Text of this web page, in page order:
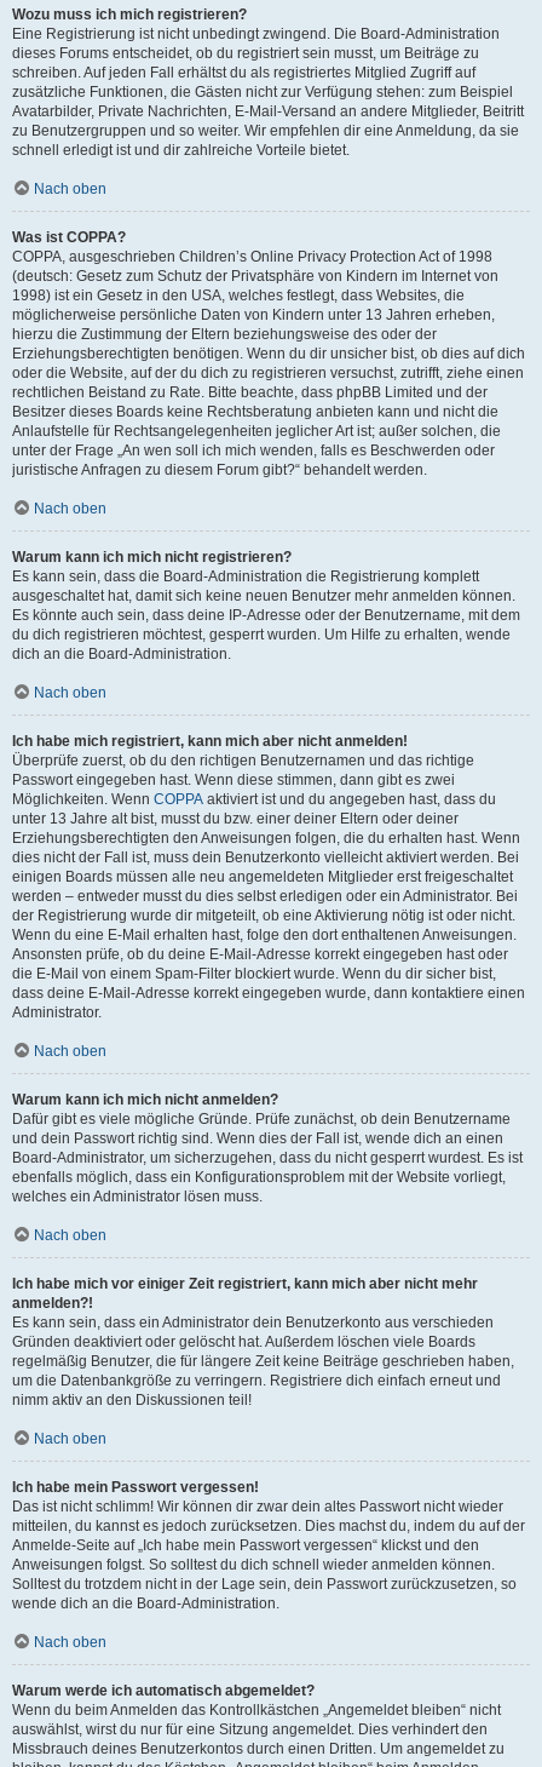
Wozu muss ich mich registrieren?
Eine Registrierung ist nicht unbedingt zwingend. Die Board-Administration
dieses Forums entscheidet, ob du registriert sein musst, um Beiträge zu
schreiben. Auf jeden Fall erhältst du als registriertes Mitglied Zugriff auf
zusätzliche Funktionen, die Gästen nicht zur Verfügung stehen: zum Beispiel
Avatarbilder, Private Nachrichten, E-Mail-Versand an andere Mitglieder, Beitritt
zu Benutzergruppen und so weiter. Wir empfehlen dir eine Anmeldung, da sie
schnell erledigt ist und dir zahlreiche Vorteile bietet.
Nach oben
Was ist COPPA?
COPPA, ausgeschrieben Children’s Online Privacy Protection Act of 1998
(deutsch: Gesetz zum Schutz der Privatsphäre von Kindern im Internet von
1998) ist ein Gesetz in den USA, welches festlegt, dass Websites, die
möglicherweise persönliche Daten von Kindern unter 13 Jahren erheben,
hierzu die Zustimmung der Eltern beziehungsweise des oder der
Erziehungsberechtigten benötigen. Wenn du dir unsicher bist, ob dies auf dich
oder die Website, auf der du dich zu registrieren versuchst, zutrifft, ziehe einen
rechtlichen Beistand zu Rate. Bitte beachte, dass phpBB Limited und der
Besitzer dieses Boards keine Rechtsberatung anbieten kann und nicht die
Anlaufstelle für Rechtsangelegenheiten jeglicher Art ist; außer solchen, die
unter der Frage „An wen soll ich mich wenden, falls es Beschwerden oder
juristische Anfragen zu diesem Forum gibt?“ behandelt werden.
Nach oben
Warum kann ich mich nicht registrieren?
Es kann sein, dass die Board-Administration die Registrierung komplett
ausgeschaltet hat, damit sich keine neuen Benutzer mehr anmelden können.
Es könnte auch sein, dass deine IP-Adresse oder der Benutzername, mit dem
du dich registrieren möchtest, gesperrt wurden. Um Hilfe zu erhalten, wende
dich an die Board-Administration.
Nach oben
Ich habe mich registriert, kann mich aber nicht anmelden!
Überprüfe zuerst, ob du den richtigen Benutzernamen und das richtige
Passwort eingegeben hast. Wenn diese stimmen, dann gibt es zwei
Möglichkeiten. Wenn COPPA aktiviert ist und du angegeben hast, dass du
unter 13 Jahre alt bist, musst du bzw. einer deiner Eltern oder deiner
Erziehungsberechtigten den Anweisungen folgen, die du erhalten hast. Wenn
dies nicht der Fall ist, muss dein Benutzerkonto vielleicht aktiviert werden. Bei
einigen Boards müssen alle neu angemeldeten Mitglieder erst freigeschaltet
werden – entweder musst du dies selbst erledigen oder ein Administrator. Bei
der Registrierung wurde dir mitgeteilt, ob eine Aktivierung nötig ist oder nicht.
Wenn du eine E-Mail erhalten hast, folge den dort enthaltenen Anweisungen.
Ansonsten prüfe, ob du deine E-Mail-Adresse korrekt eingegeben hast oder
die E-Mail von einem Spam-Filter blockiert wurde. Wenn du dir sicher bist,
dass deine E-Mail-Adresse korrekt eingegeben wurde, dann kontaktiere einen
Administrator.
Nach oben
Warum kann ich mich nicht anmelden?
Dafür gibt es viele mögliche Gründe. Prüfe zunächst, ob dein Benutzername
und dein Passwort richtig sind. Wenn dies der Fall ist, wende dich an einen
Board-Administrator, um sicherzugehen, dass du nicht gesperrt wurdest. Es ist
ebenfalls möglich, dass ein Konfigurationsproblem mit der Website vorliegt,
welches ein Administrator lösen muss.
Nach oben
Ich habe mich vor einiger Zeit registriert, kann mich aber nicht mehr
anmelden?!
Es kann sein, dass ein Administrator dein Benutzerkonto aus verschieden
Gründen deaktiviert oder gelöscht hat. Außerdem löschen viele Boards
regelmäßig Benutzer, die für längere Zeit keine Beiträge geschrieben haben,
um die Datenbankgröße zu verringern. Registriere dich einfach erneut und
nimm aktiv an den Diskussionen teil!
Nach oben
Ich habe mein Passwort vergessen!
Das ist nicht schlimm! Wir können dir zwar dein altes Passwort nicht wieder
mitteilen, du kannst es jedoch zurücksetzen. Dies machst du, indem du auf der
Anmelde-Seite auf „Ich habe mein Passwort vergessen“ klickst und den
Anweisungen folgst. So solltest du dich schnell wieder anmelden können.
Solltest du trotzdem nicht in der Lage sein, dein Passwort zurückzusetzen, so
wende dich an die Board-Administration.
Nach oben
Warum werde ich automatisch abgemeldet?
Wenn du beim Anmelden das Kontrollkästchen „Angemeldet bleiben“ nicht
auswählst, wirst du nur für eine Sitzung angemeldet. Dies verhindert den
Missbrauch deines Benutzerkontos durch einen Dritten. Um angemeldet zu